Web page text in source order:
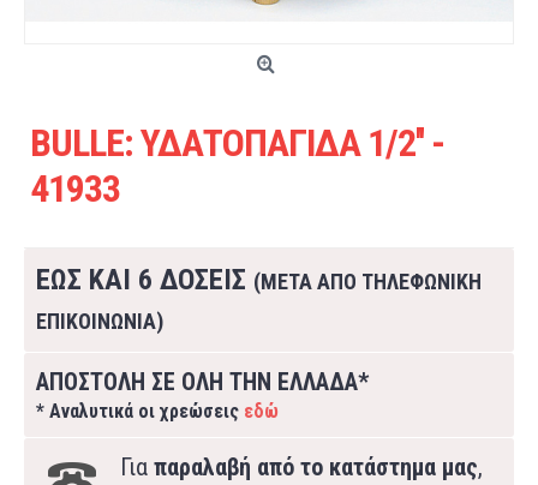
BULLE: ΥΔΑΤΟΠΑΓΙΔΑ 1/2'' -
41933
ΕΩΣ ΚΑΙ 6 ΔΟΣΕΙΣ (ΜΕΤΑ ΑΠΟ ΤΗΛΕΦΩΝΙΚΗ
ΕΠΙΚΟΙΝΩΝΙΑ)
ΑΠΟΣΤΟΛΗ ΣΕ ΟΛΗ ΤΗΝ ΕΛΛΑΔΑ*
* Αναλυτικά οι χρεώσεις εδώ
Για παραλαβή από το κατάστημα μας,